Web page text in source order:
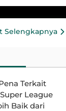
Selengkapnya
Terkait
League
Baik dari